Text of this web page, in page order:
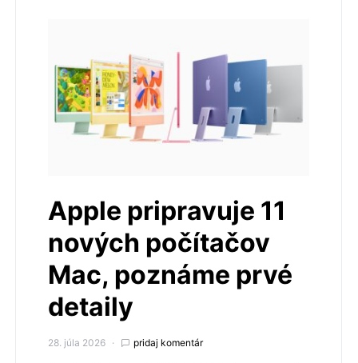
Apple pripravuje 11
nových počítačov
Mac, poznáme prvé
detaily
28. júla 2026 pridaj komentár